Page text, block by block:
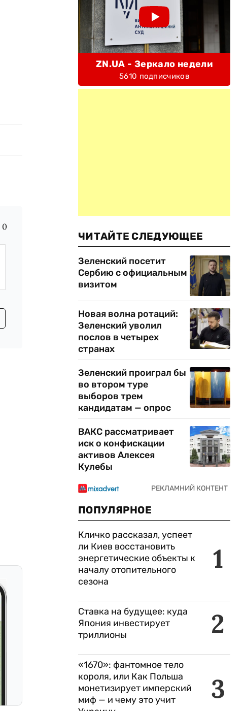
0
ZN.UA - Зеркало недели
5610 подписчиков
ЧИТАЙТЕ СЛЕДУЮЩЕЕ
Зеленский посетит
Сербию с официальным
визитом
Новая волна ротаций:
Зеленский уволил
послов в четырех
странах
Зеленский проиграл бы
во втором туре
выборов трем
кандидатам — опрос
ВАКС рассматривает
иск о конфискации
активов Алексея
Кулебы
ПОПУЛЯРНОЕ
1
Кличко рассказал, успеет
ли Киев восстановить
энергетические объекты к
началу отопительного
сезона
2
Ставка на будущее: куда
Япония инвестирует
триллионы
3
«1670»: фантомное тело
короля, или Как Польша
монетизирует имперский
миф — и чему это учит